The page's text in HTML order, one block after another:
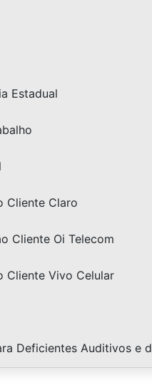
Estadual
Cliente Claro
Cliente Oi Telecom
Cliente Vivo Celular
Deficientes Auditivos e